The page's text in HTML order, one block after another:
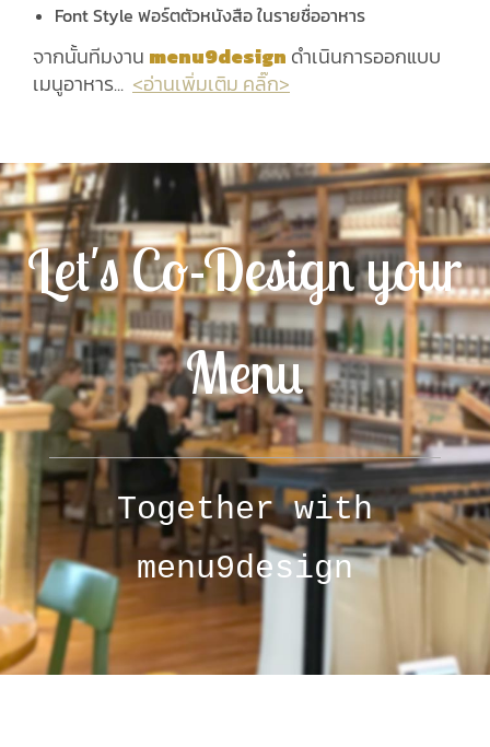
Font Style ฟอร์ตตัวหนังสือ ในรายชื่ออาหาร
จากนั้นทีมงาน menu9design ดำเนินการออกแบบ
เมนูอาหาร... <อ่านเพิ่มเติม คลิ๊ก>
Let's Co-Design your
Menu
Together with
menu9design